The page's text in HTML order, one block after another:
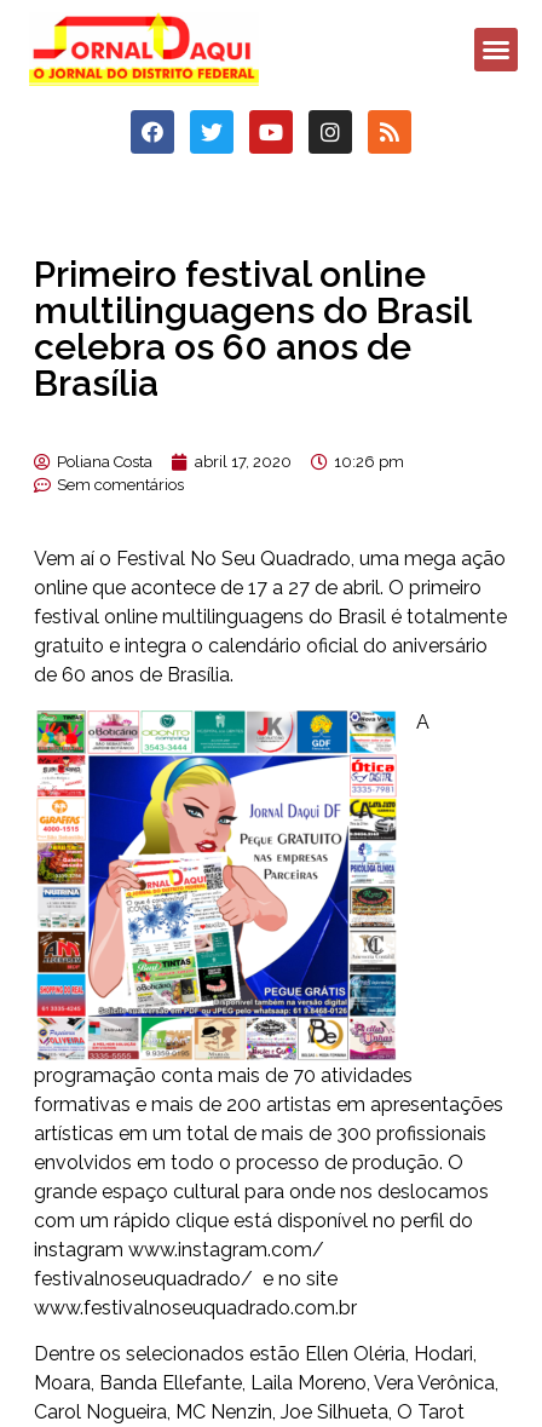
Primeiro festival online
multilinguagens do Brasil
celebra os 60 anos de
Brasília
Poliana Costa abril 17, 2020
10:26 pm
Sem comentários
Vem aí o Festival No Seu Quadrado, uma mega ação
online que acontece de 17 a 27 de abril. O primeiro
festival online multilinguagens do Brasil é totalmente
gratuito e integra o calendário oficial do aniversário
de 60 anos de Brasília.
A
programação conta mais de 70 atividades
formativas e mais de 200 artistas em apresentações
artísticas em um total de mais de 300 profissionais
envolvidos em todo o processo de produção. O
grande espaço cultural para onde nos deslocamos
com um rápido clique está disponível no perfil do
instagram www.instagram.com/
festivalnoseuquadrado/ e no site
www.festivalnoseuquadrado.com.br
Dentre os selecionados estão Ellen Oléria, Hodari,
Moara, Banda Ellefante, Laila Moreno, Vera Verônica,
Carol Nogueira, MC Nenzin, Joe Silhueta, O Tarot